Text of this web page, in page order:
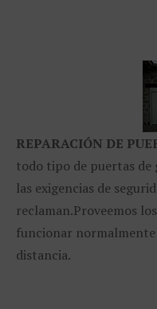
REPARACIÓN DE
todo tipo de puertas de
las exigencias de
reclaman.Proveemos
funcionar normalmente
distancia.